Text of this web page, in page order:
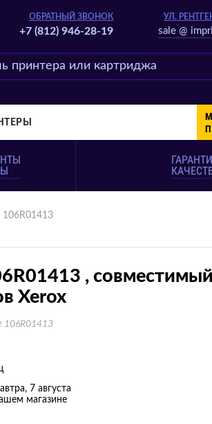
ОБРАТНЫЙ ЗВОНОК
+7 (812) 946-28-19
УЛ.
sale @
106R01413
, совместимый
Xerox
106R01413
7 августа
магазине